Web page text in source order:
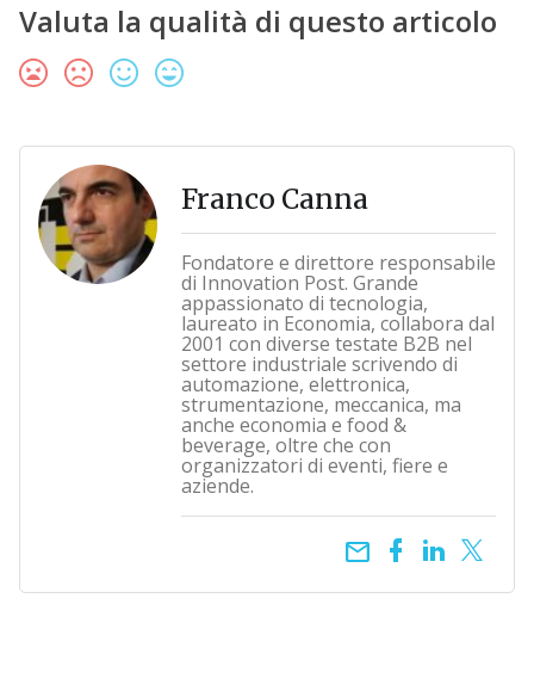
Valuta la qualità di questo articolo
Franco Canna
Fondatore e direttore responsabile
di Innovation Post. Grande
appassionato di tecnologia,
laureato in Economia, collabora dal
2001 con diverse testate B2B nel
settore industriale scrivendo di
automazione, elettronica,
strumentazione, meccanica, ma
anche economia e food &
beverage, oltre che con
organizzatori di eventi, fiere e
aziende.
email